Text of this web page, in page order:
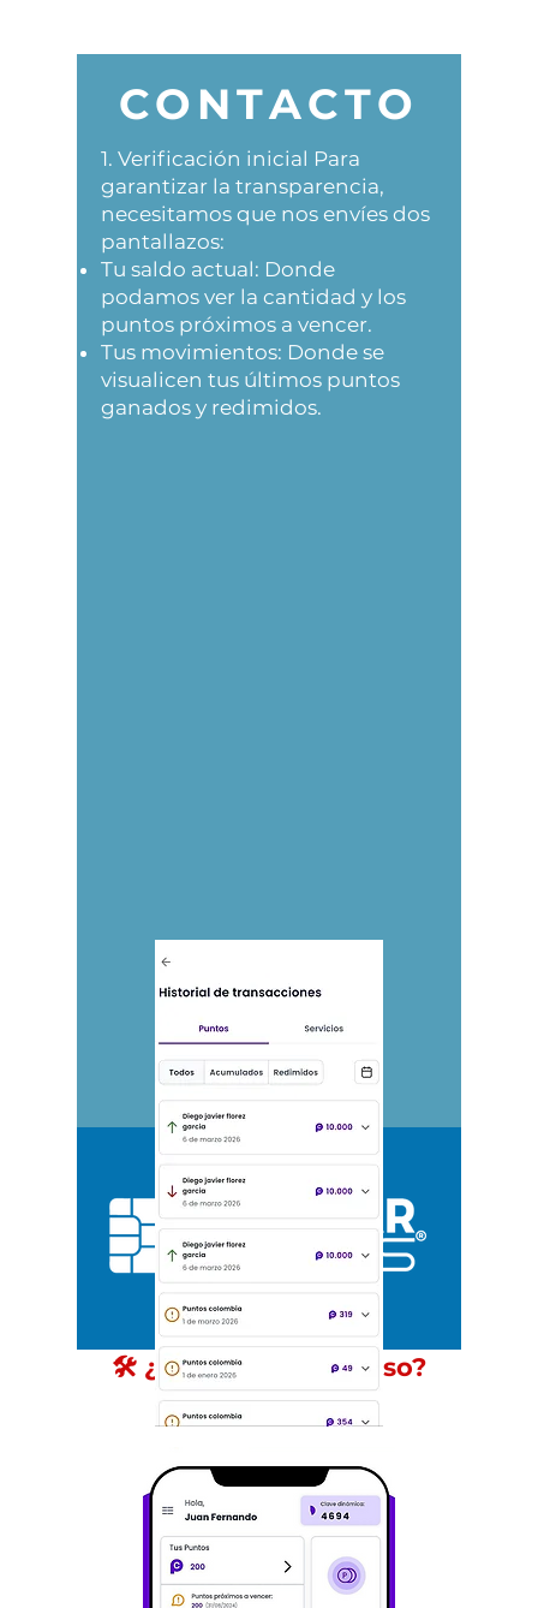
CONTACTO
🛠️ ¿Cómo es el proceso?
(Paso a Paso)
1. Verificación inicial Para
garantizar la transparencia,
necesitamos que nos envíes dos
pantallazos:
Tu saldo actual: Donde
podamos ver la cantidad y los
puntos próximos a vencer.
Tus movimientos: Donde se
visualicen tus últimos puntos
ganados y redimidos.